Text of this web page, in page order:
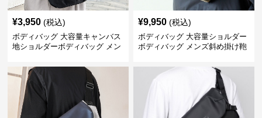
¥3,950 (税込)
ボディバッグ 大容量キャンバス
地ショルダーボディバッグ メン
¥9,950 (税込)
ボディバッグ 大容量ショルダー
ボディバッグ メンズ斜め掛け鞄